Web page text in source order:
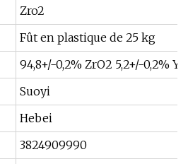
Zro2
Fût en plastique de 25 kg
94,8+/-0,2% ZrO2 5,2+/-0,2%
Suoyi
Hebei
3824909990